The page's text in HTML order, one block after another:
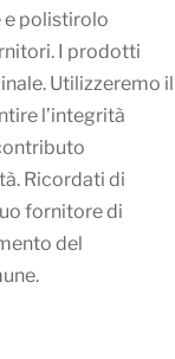
e polistirolo
I prodotti
Utilizzeremo il
l’integrità
Ricordati di
fornitore di
del